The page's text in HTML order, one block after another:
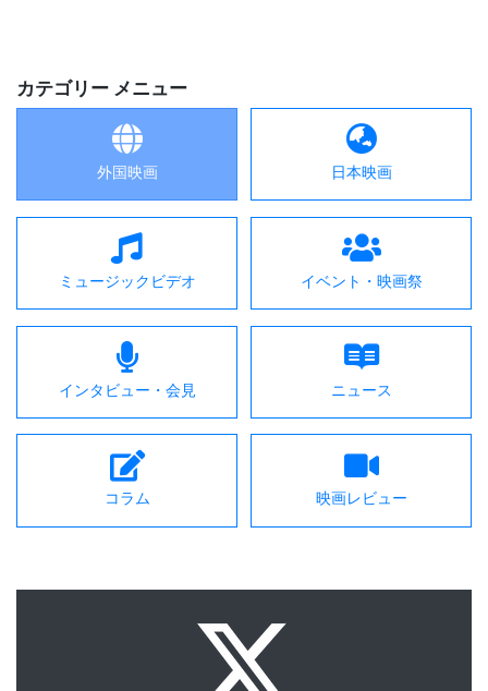
カテゴリー メニュー
外国映画 日本映画
ミュージックビデオ イベント・映画祭
インタビュー・会見 ニュース
コラム 映画レビュー